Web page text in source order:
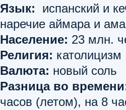
Язык:
испанский и
наречие аймара и
Население: 23 млн.
Религия: католицизм
Валюта: новый соль
Разница во
часов (летом), на 8